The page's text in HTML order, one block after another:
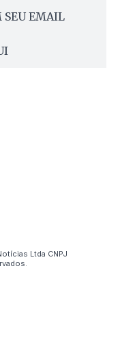
SEU EMAIL
Ltda CNPJ